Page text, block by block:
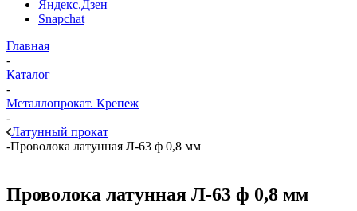
Яндекс.Дзен
Snapchat
Главная
-
Каталог
-
Металлопрокат. Крепеж
-
Латунный прокат
-Проволока латунная Л-63 ф 0,8 мм
Проволока латунная Л-63 ф 0,8 мм